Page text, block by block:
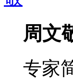
周文
专家